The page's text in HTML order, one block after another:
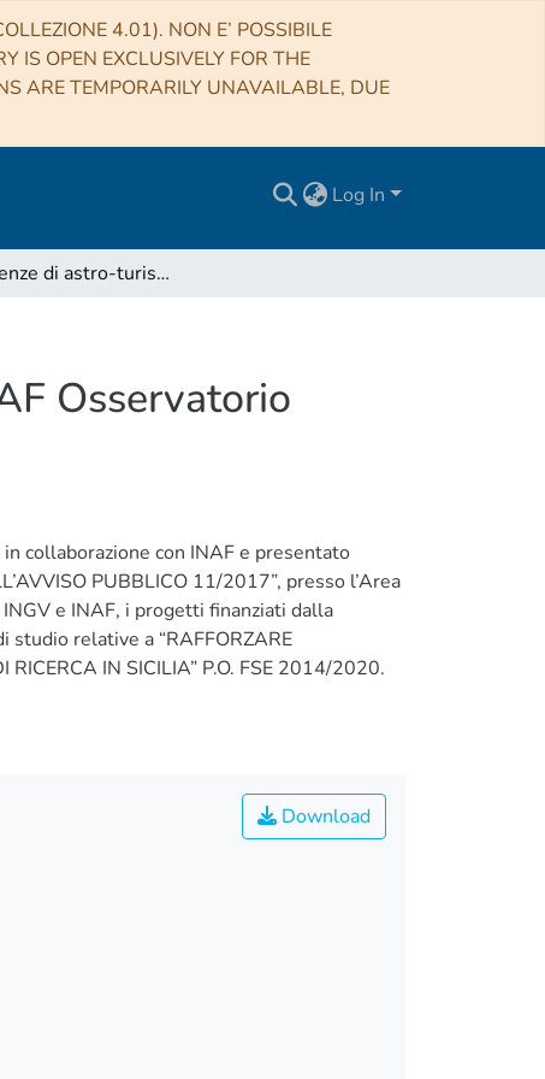
4.01). NON E’ POSSIBILE
IS OPEN EXCLUSIVELY FOR THE
ARE TEMPORARILY UNAVAILABLE, DUE
Log In
Esperienze di astro-turismo attraverso le ICT all’INAF Osservatorio Astronomico di Palermo
Osservatorio
collaborazione con INAF e presentato
PUBBLICO 11/2017”, presso l’Area
e INAF, i progetti finanziati dalla
relative a “RAFFORZARE
RICERCA IN SICILIA” P.O. FSE 2014/2020.
Download